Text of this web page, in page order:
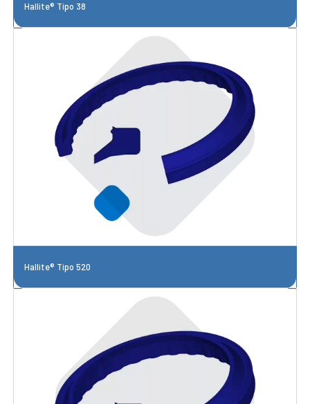
Hallite® Tipo 38
Hallite® Tipo 520